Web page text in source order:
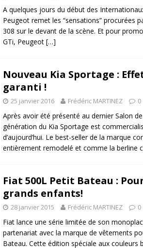
A quelques jours du début des
Peugeot remet les “sensations” procurées
308 sur le devant de la scène. Et pour
GTi, Peugeot […]
Nouveau Kia Sportage :
garanti !
25 janvier 2016 Frédéric MARTINEZ 0
Après avoir été présenté au dernier Salon
génération du Kia Sportage est
d’aujourd’hui. Le best-seller de la marque
entièrement remodelé et comme la berline
Fiat 500L Petit Bateau :
grands enfants!
28 janvier 2015 Frédéric MARTINEZ 0
Fiat lance une série limitée de son
partenariat avec la marque de vêtements
Bateau. Cette édition spéciale aux couleurs